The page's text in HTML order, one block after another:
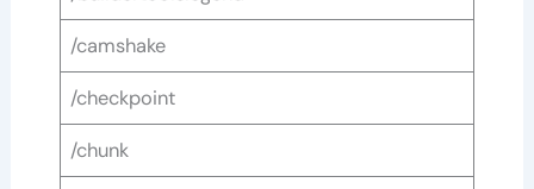
/camshake
/checkpoint
/chunk